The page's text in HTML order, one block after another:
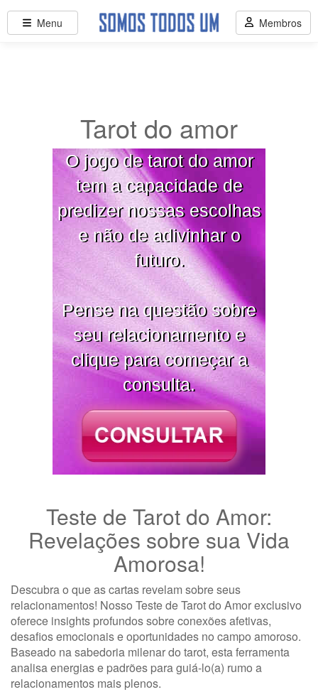
Tarot do amor
O jogo de tarot do amor
tem a capacidade de
predizer nossas escolhas
e não de adivinhar o
futuro.
Pense na questão sobre
seu relacionamento e
clique para começar a
consulta.
Teste de Tarot do Amor:
Revelações sobre sua Vida
Amorosa!
Descubra o que as cartas revelam sobre seus
relacionamentos! Nosso Teste de Tarot do Amor exclusivo
oferece insights profundos sobre conexões afetivas,
desafios emocionais e oportunidades no campo amoroso.
Baseado na sabedoria milenar do tarot, esta ferramenta
analisa energias e padrões para guiá-lo(a) rumo a
relacionamentos mais plenos.
Menu Membros